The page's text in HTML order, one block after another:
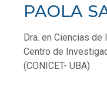
PAOLA
Dra. en Ciencias de
Centro de
(CONICET- UBA)